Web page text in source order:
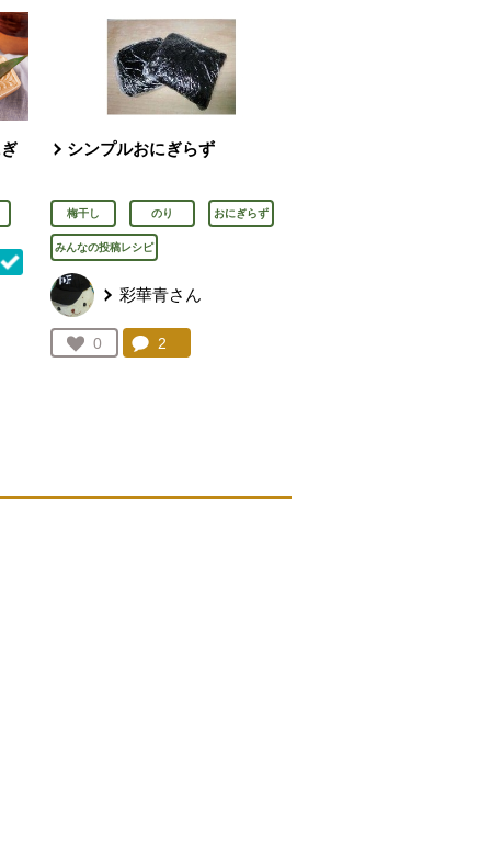
見る。
シンプルおにぎらず
梅干し のり おにぎらず
みんなの投稿レシピ
彩華青さん
お気に入り登録：
0
人が登録
コメント：
2